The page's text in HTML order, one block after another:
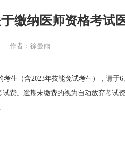
缴纳医师资格考试
作者：徐曼雨
生（含2023年技能免试考生），请于
试费。逾期未缴费的视为自动放弃考试资